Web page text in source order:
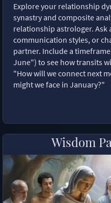
Explore your relationship
synastry and composite
relationship astrologer.
communication styles, or
partner. Include a
June") to see how transits
"How will we connect next
might we face in January?"
Wisdom